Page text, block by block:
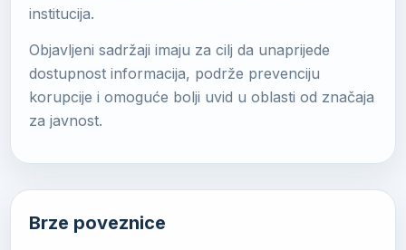
institucija.
Objavljeni sadržaji imaju za cilj da unaprijede
dostupnost informacija, podrže prevenciju
korupcije i omoguće bolji uvid u oblasti od značaja
za javnost.
Brze poveznice